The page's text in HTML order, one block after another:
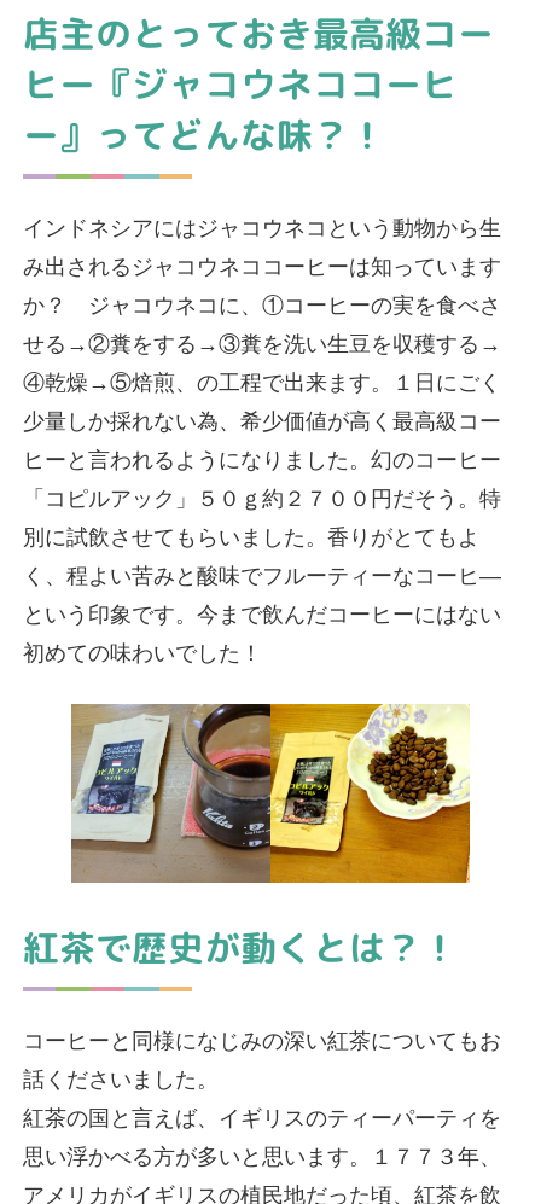
店主のとっておき最高級コー
ヒー『ジャコウネココーヒ
ー』ってどんな味？！
インドネシアにはジャコウネコという動物から生
み出されるジャコウネココーヒーは知っています
か？ ジャコウネコに、①コーヒーの実を食べさ
せる→②糞をする→③糞を洗い生豆を収穫する→
④乾燥→⑤焙煎、の工程で出来ます。１日にごく
少量しか採れない為、希少価値が高く最高級コー
ヒーと言われるようになりました。幻のコーヒー
「コピルアック」５０ｇ約２７００円だそう。特
別に試飲させてもらいました。香りがとてもよ
く、程よい苦みと酸味でフルーティーなコーヒ―
という印象です。今まで飲んだコーヒーにはない
初めての味わいでした！
紅茶で歴史が動くとは？！
コーヒーと同様になじみの深い紅茶についてもお
話くださいました。
紅茶の国と言えば、イギリスのティーパーティを
思い浮かべる方が多いと思います。１７７３年、
アメリカがイギリスの植民地だった頃、紅茶を飲